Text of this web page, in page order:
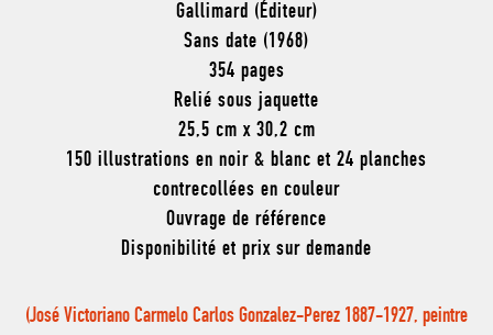
Gallimard (Éditeur)
Sans date (1968)
354 pages
Relié sous jaquette
25,5 cm x 30,2 cm
150 illustrations en noir & blanc et 24 planches
contrecollées en couleur
Ouvrage de référence
Disponibilité et prix sur demande
(José Victoriano Carmelo Carlos Gonzalez-Perez 1887-1927, peintre